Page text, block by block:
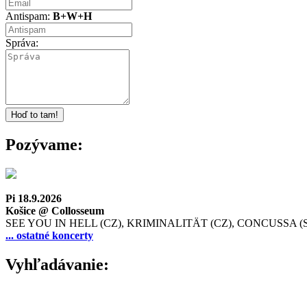
Antispam: B+W+H
Správa:
Pozývame:
Pi 18.9.2026
Košice @ Collosseum
SEE YOU IN HELL (CZ), KRIMINALITÄT (CZ), CONCUSSA
... ostatné koncerty
Vyhľadávanie: